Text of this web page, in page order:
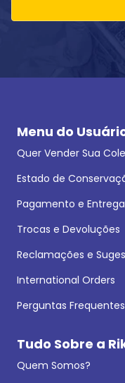
Menu do
Quer Vender Sua
Estado de
Pagamento e Entrega
Trocas e Devoluções
Reclamações e
International Orders
Perguntas Frequentes
Tudo Sobre a
Quem Somos?